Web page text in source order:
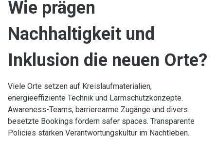
Wie prägen
Nachhaltigkeit und
Inklusion die neuen Orte?
Viele Orte setzen auf Kreislaufmaterialien,
energieeffiziente Technik und Lärmschutzkonzepte.
Awareness-Teams, barrierearme Zugänge und divers
besetzte Bookings fördern safer spaces. Transparente
Policies stärken Verantwortungskultur im Nachtleben.